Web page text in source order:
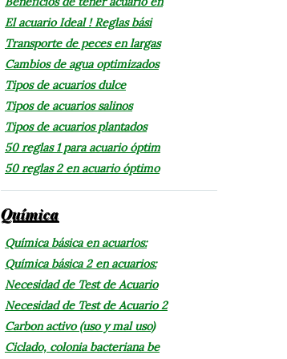
El acuario Ideal ! Reglas bási
Transporte de peces en largas
Cambios de agua optimizados
Tipos de acuarios dulce
Tipos de acuarios salinos
Tipos de acuarios plantados
50 reglas 1 para acuario óptim
50 reglas 2 en acuario óptimo
Química
Química básica en acuarios:
Química básica 2 en acuarios:
Necesidad de Test de Acuario
Necesidad de Test de Acuario 2
Carbon activo (uso y mal uso)
Ciclado, colonia bacteriana be